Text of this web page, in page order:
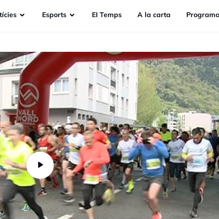
Esports EI Temps A la carta